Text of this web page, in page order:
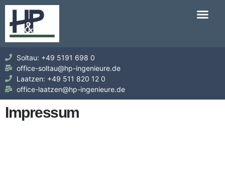
Soltau: +49 5191 698 0
office-soltau@hp-ingenieure.de
Laatzen: +49 511 820 12 0
office-laatzen@hp-ingenieure.de
Impressum